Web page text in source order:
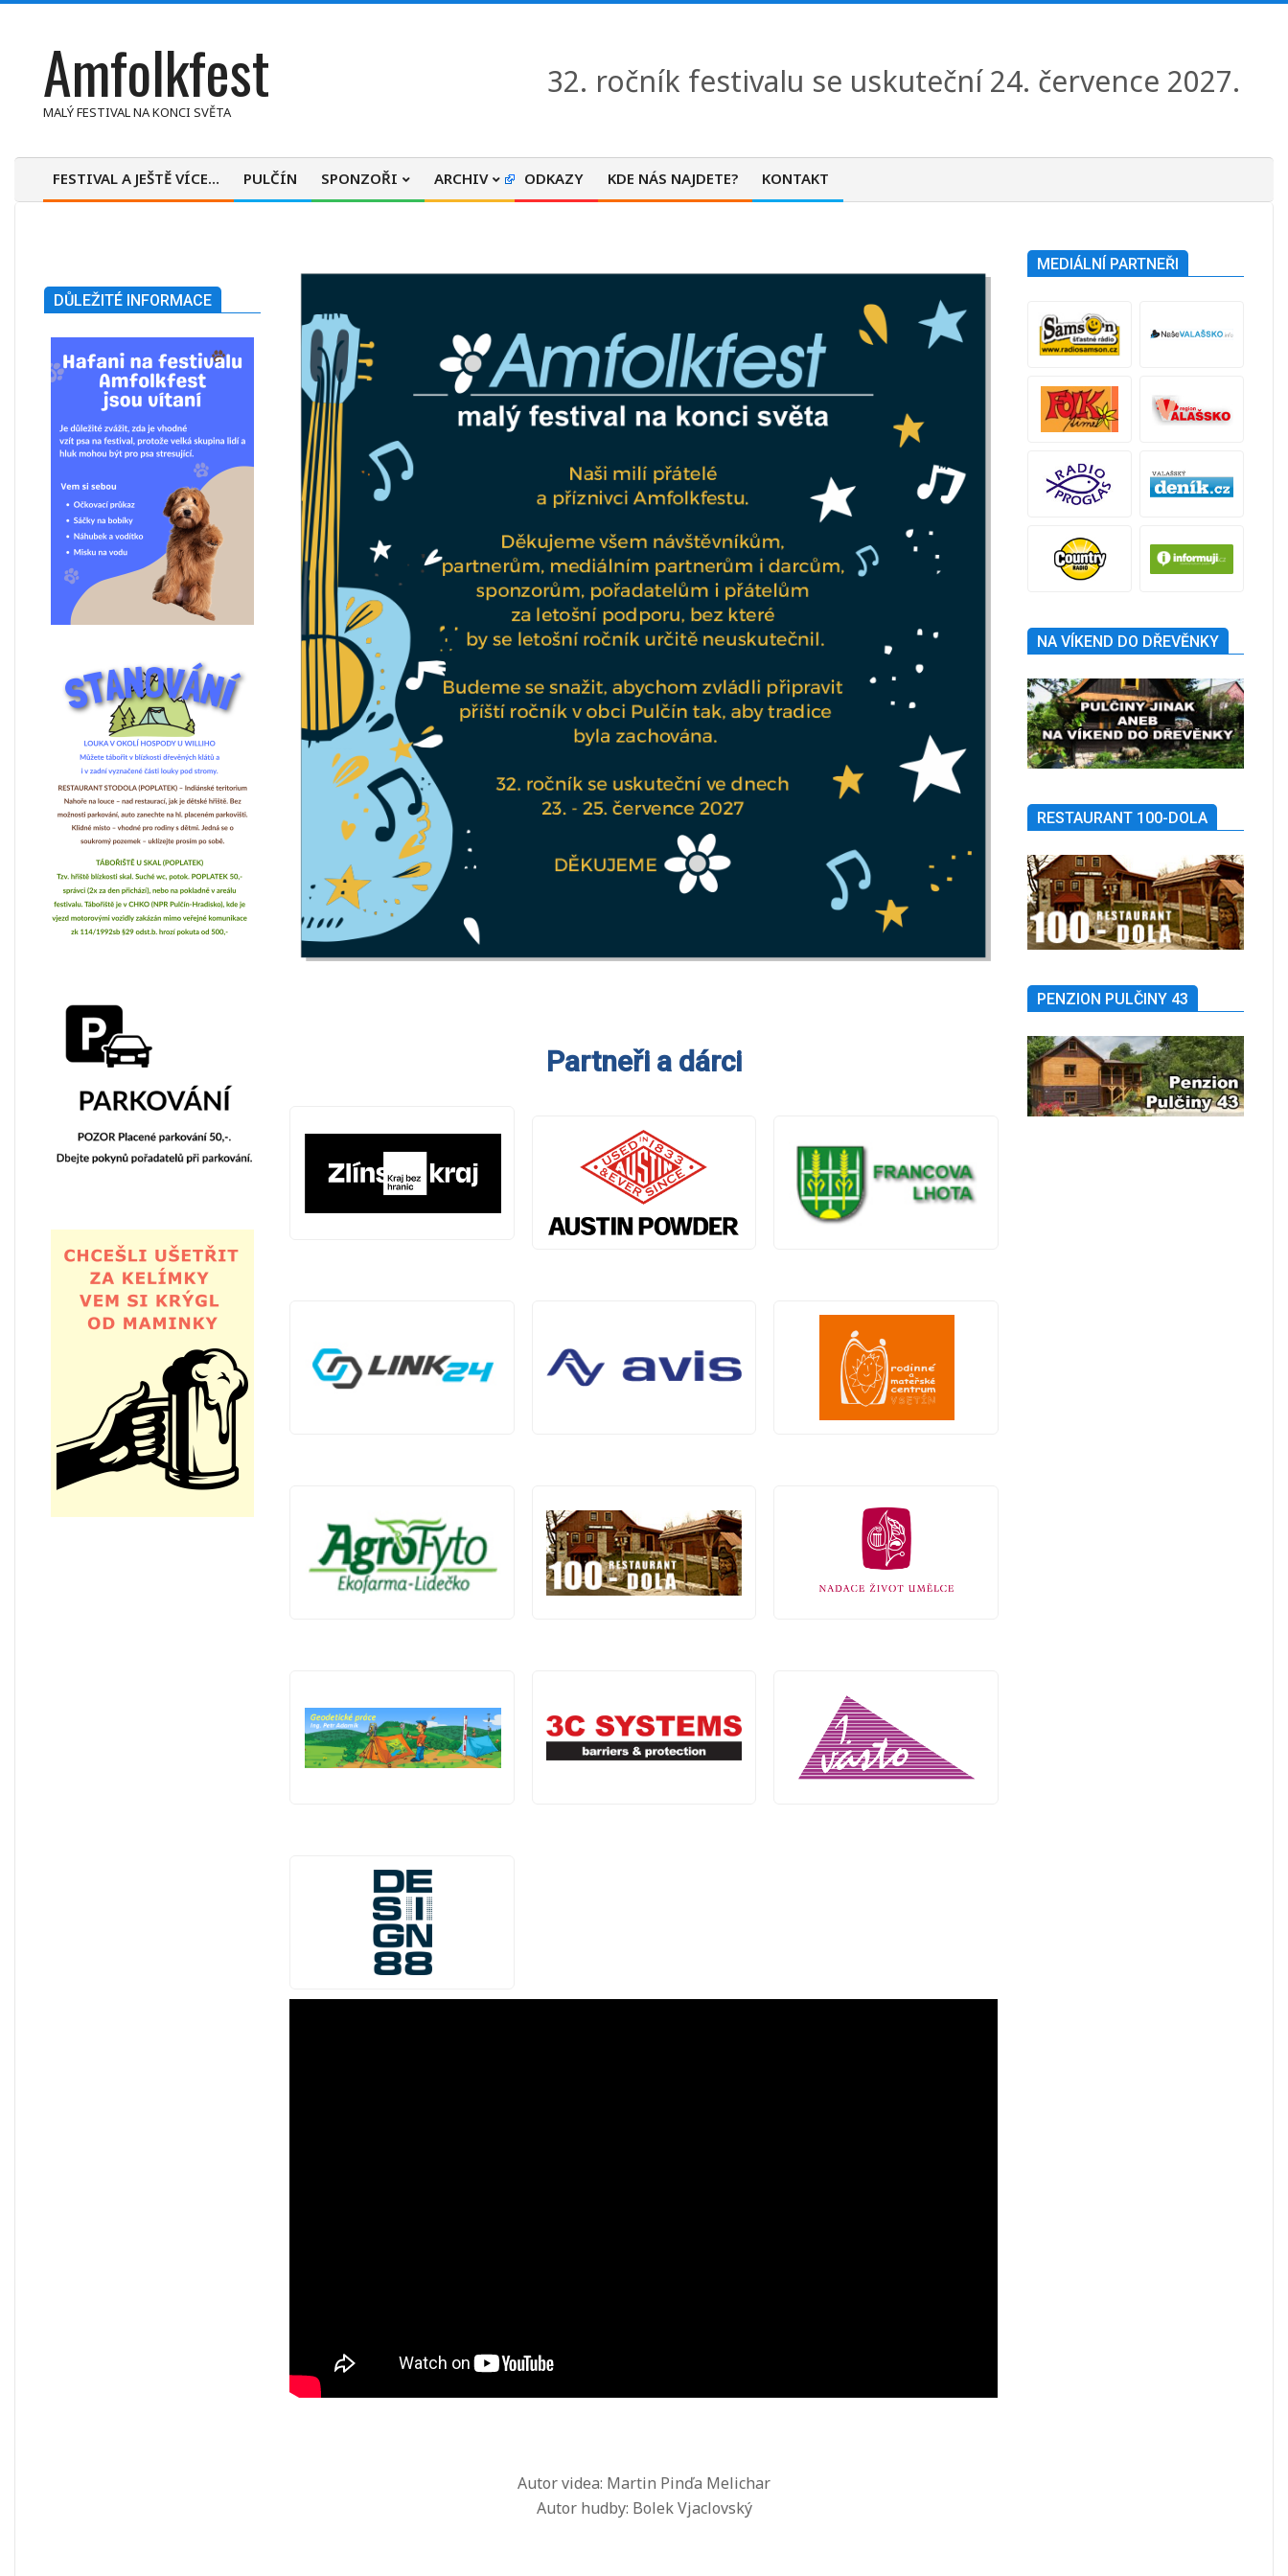
contentAmfolkfest
MALÝ FESTIVAL NA KONCI SVĚTA
32. ročník festivalu se uskuteční 24. července 2027.
Primary
FESTIVAL A JEŠTĚ VÍCE… PULČÍN SPONZOŘI ARCHIV ODKAZY KDE NÁS NAJDETE? KONTAKT
Partneři a dárci
Autor videa: Martin Pinďa Melichar
Autor hudby: Bolek Vjaclovský
DŮLEŽITÉ INFORMACE
MEDIÁLNÍ PARTNEŘI
NA VÍKEND DO DŘEVĚNKY
RESTAURANT 100-DOLA
PENZION PULČINY 43